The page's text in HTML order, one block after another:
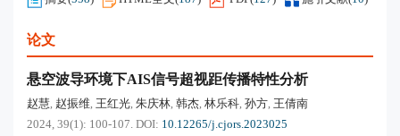
论文
悬空波导环境下AIS信号超视距传播特性分析
赵慧, 赵振维, 王红光, 朱庆林, 韩杰, 林乐科, 孙方, 王倩南
2024, 39(1): 100-107. DOI: 10.12265/j.cjors.2023025